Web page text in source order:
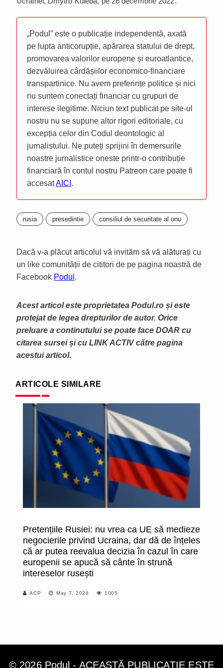
„Podul” este o publicație independentă, axată
pe lupta anticorupție, apărarea statului de drept,
promovarea valorilor europene și euroatlantice,
dezvăluirea cârdășiilor economico-financiare
transpartinice. Nu avem preferințe politice și nici
nu suntem conectați financiar cu grupuri de
interese ilegitime. Niciun text publicat pe site-ul
nostru nu se supune altor rigori editoriale, cu
excepția celor din Codul deontologic al
jurnalistului. Ne puteți sprijini în demersurile
noastre jurnalistice oneste printr-o contribuție
financiară în contul nostru Patreon care poate fi
accesatAICI .
rusia presedintie consiliul de securitate al onu
Dacă v-a plăcut articolul vă invităm să vă alăturați cu
un like comunității de cititori de pe pagina noastră de
Facebook Podul .
Acest articol este proprietatea Podul.ro și este
protejat de legea drepturilor de autor. Orice
preluare a continutului se poate face DOAR cu
citarea sursei și cu LINK ACTIV către pagina
acestui articol.
ARTICOLE SIMILARE
Pretențiile Rusiei: nu vrea ca UE să medieze
negocierile privind Ucraina, dar dă de înțeles
că ar putea reevalua decizia în cazul în care
europenii se apucă să cânte în strună
intereselor rusești
ACP May 7, 2026 1005
© 2026 Podul - ACEASTĂ PUBLICAȚIE ESTE